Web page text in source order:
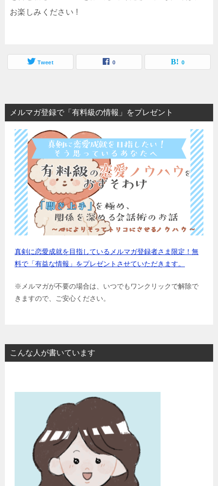
お楽しみください !
Tweet 0 0
メルマガ登録で「有料級の情報」をプレゼント
真剣に恋愛成就を目指しているメルマガ登録者さま限定！無
料で「有益な情報」をプレゼントさせていただきます。
※メルマガが不要の場合は、いつでもワンクリックで解除で
きますので、ご安心ください。
こんな人が書いています